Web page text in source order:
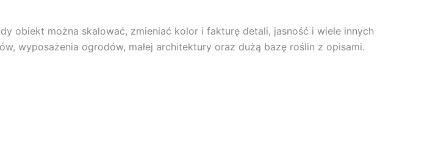
obiekt można skalować, zmieniać kolor i fakturę detali, jasność i wiele innych
wyposażenia ogrodów, małej architektury oraz dużą bazę roślin z opisami.